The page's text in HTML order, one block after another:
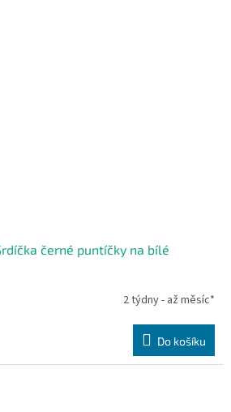
černé puntíčky na bílé
2 týdny - až měsíc*
Do košíku